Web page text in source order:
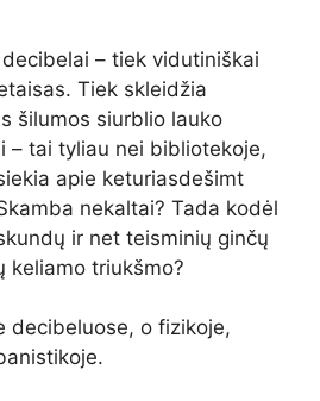
– tiek vidutiniškai
Tiek skleidžia
šilumos siurblio lauko
– tai tyliau nei bibliotekoje,
apie keturiasdešimt
nekaltai? Tada kodėl
ir net teisminių ginčų
keliamo triukšmo?
decibeluose, o fizikoje,